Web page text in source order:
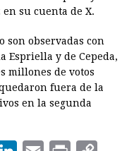
su cuenta de X.
son observadas con
Espriella y de Cepeda,
millones de votos
fuera de la
en la segunda